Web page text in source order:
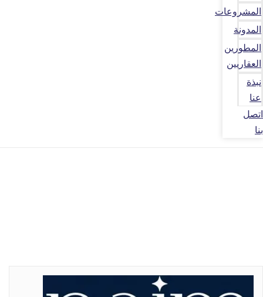
المشروعات
المدونة
المطورين
العقاريين
نبذة
عنا
اتصل
بنا